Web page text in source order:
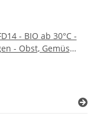
- BIO ab 30°C -
- Obst, Gemüse,
Dörrer